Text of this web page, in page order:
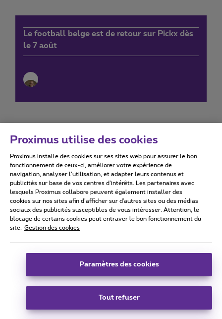
Le football belge est de retour sur Pickx dès
le 7 août
Conditions d'utilisation Accessibility statement
Tous droits réservés. © 2026 Proximus
Conditions générales, info consommateur
Coordonnées de l’entreprise
Boulevard du Roi Albert II 27 - B-1030 Bruxelles.
Proximus utilise des cookies
Proximus installe des cookies sur ses sites web pour assurer le bon
fonctionnement de ceux-ci, améliorer votre expérience de
navigation, analyser l’utilisation, et adapter leurs contenus et
publicités sur base de vos centres d’intérêts. Les partenaires avec
lesquels Proximus collabore peuvent également installer des
cookies sur nos sites afin d’afficher sur d'autres sites ou des médias
sociaux des publicités susceptibles de vous intéresser. Attention, le
blocage de certains cookies peut entraver le bon fonctionnement du
site.
Gestion des cookies
Paramètres des cookies
Tout refuser